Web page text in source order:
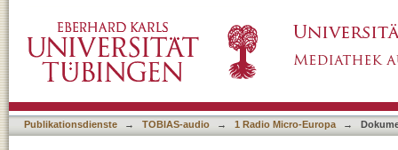
Publikationsdienste → TOBIAS-audio → 1 Radio Micro-Europa →